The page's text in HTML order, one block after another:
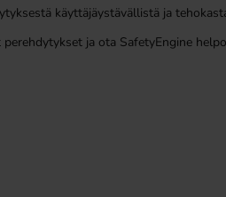
käyttäjäystävällistä ja
perehdytykset ja ota SafetyEngine